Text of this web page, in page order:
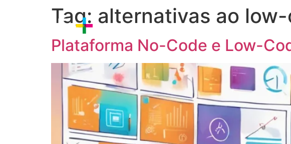
Tag: alternativas ao
Plataforma No-Code e Low-